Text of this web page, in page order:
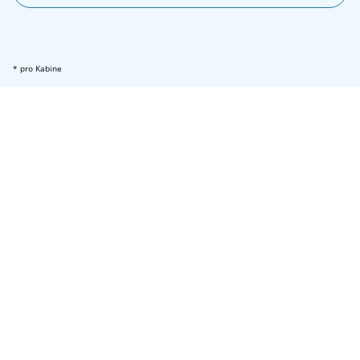
* pro Kabine